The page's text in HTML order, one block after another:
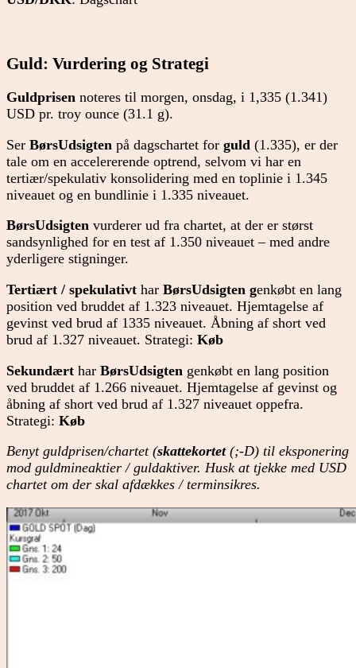
Guld: Vurdering og Strategi
Guldprisen noteres til morgen, onsdag, i 1,335 (1.341)
USD pr. troy ounce (31.1 g).
Ser BørsUdsigten på dagschartet for guld (1.335), er der
tale om en accelererende optrend, selvom vi har en
tertiær/spekulativ konsolidering med en toplinie i 1.345
niveauet og en bundlinie i 1.335 niveauet.
BørsUdsigten vurderer ud fra chartet, at der er størst
sandsynlighed for en test af 1.350 niveauet – med andre
yderligere stigninger.
Tertiært / spekulativt har BørsUdsigten genkøbt en lang
position ved bruddet af 1.323 niveauet. Hjemtagelse af
gevinst ved brud af 1335 niveauet. Åbning af short ved
brud af 1.327 niveauet. Strategi: Køb
Sekundært har BørsUdsigten genkøbt en lang position
ved bruddet af 1.266 niveauet. Hjemtagelse af gevinst og
åbning af short ved brud af 1.327 niveauet oppefra.
Strategi: Køb
Benyt guldprisen/chartet (skattekortet(;-D) til eksponering
mod guldmineaktier / guldaktiver. Husk at tjekke med USD
chartet om der skal afdækkes / terminsikres.